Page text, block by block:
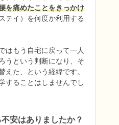
を痛めたことをきっかけ
テイ）を何度か利用する
はもう自宅に戻って一人
うという判断になり、そ
た、という経緯です。
することはしませんでし
安はありましたか？